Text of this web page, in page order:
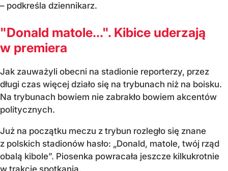
– podkreśla dziennikarz.
"Donald matole...". Kibice uderzają
w premiera
Jak zauważyli obecni na stadionie reporterzy, przez
długi czas więcej działo się na trybunach niż na boisku.
Na trybunach bowiem nie zabrakło bowiem akcentów
politycznych.
Już na początku meczu z trybun rozległo się znane
z polskich stadionów hasło: „Donald, matole, twój rząd
obalą kibole”. Piosenka powracała jeszcze kilkukrotnie
w trakcie spotkania.